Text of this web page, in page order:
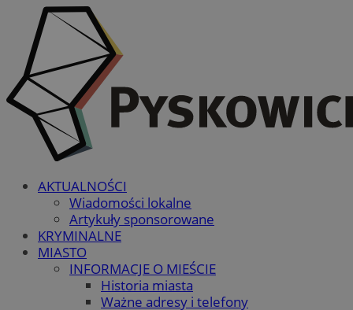
AKTUALNOŚCI
Wiadomości lokalne
Artykuły sponsorowane
KRYMINALNE
MIASTO
INFORMACJE O MIEŚCIE
Historia miasta
Ważne adresy i telefony